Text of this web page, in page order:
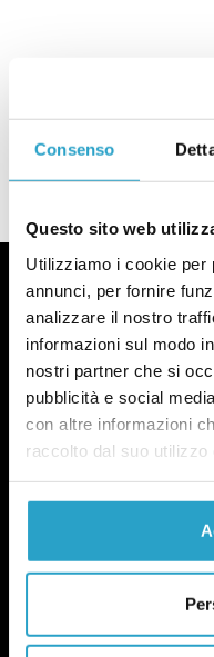
Consenso
Questo sito web
Utilizziamo i cookie per
annunci, per fornire
analizzare il nostro
informazioni sul modo
nostri partner che si
pubblicità e social
con altre informazioni
raccolto dal suo utilizzo
OPENPOLIS, REDAZIONE
Fact-